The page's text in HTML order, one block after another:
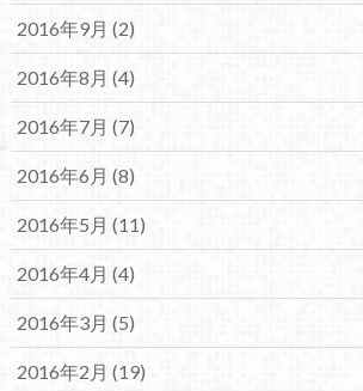
2016年9月 (2)
2016年8月 (4)
2016年7月 (7)
2016年6月 (8)
2016年5月 (11)
2016年4月 (4)
2016年3月 (5)
2016年2月 (19)